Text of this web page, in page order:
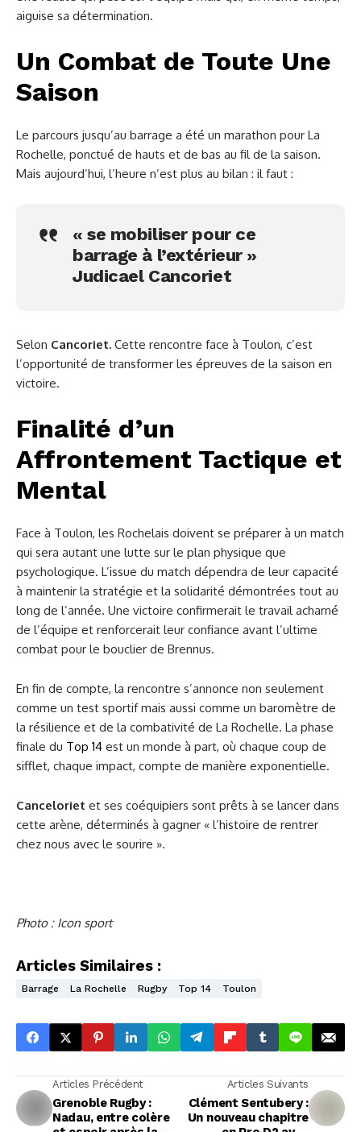
aiguise sa détermination.
Un Combat de Toute Une
Saison
Le parcours jusqu’au barrage a été un marathon pour La
Rochelle, ponctué de hauts et de bas au fil de la saison.
Mais aujourd’hui, l’heure n’est plus au bilan : il faut :
« se mobiliser pour ce
barrage à l’extérieur »
Judicael Cancoriet
Selon Cancoriet. Cette rencontre face à Toulon, c’est
l’opportunité de transformer les épreuves de la saison en
victoire.
Finalité d’un
Affrontement Tactique et
Mental
Face à Toulon, les Rochelais doivent se préparer à un match
qui sera autant une lutte sur le plan physique que
psychologique. L’issue du match dépendra de leur capacité
à maintenir la stratégie et la solidarité démontrées tout au
long de l’année. Une victoire confirmerait le travail acharné
de l’équipe et renforcerait leur confiance avant l’ultime
combat pour le bouclier de Brennus.
En fin de compte, la rencontre s’annonce non seulement
comme un test sportif mais aussi comme un baromètre de
la résilience et de la combativité de La Rochelle. La phase
finale du Top 14 est un monde à part, où chaque coup de
sifflet, chaque impact, compte de manière exponentielle.
Canceloriet et ses coéquipiers sont prêts à se lancer dans
cette arène, déterminés à gagner « l’histoire de rentrer
chez nous avec le sourire ».
Photo : Icon sport
Articles Similaires :
Barrage La Rochelle Rugby Top 14 Toulon
Articles Précédent
Grenoble Rugby :
Nadau, entre colère
Articles Suivants
Clément Sentubery :
Un nouveau chapitre